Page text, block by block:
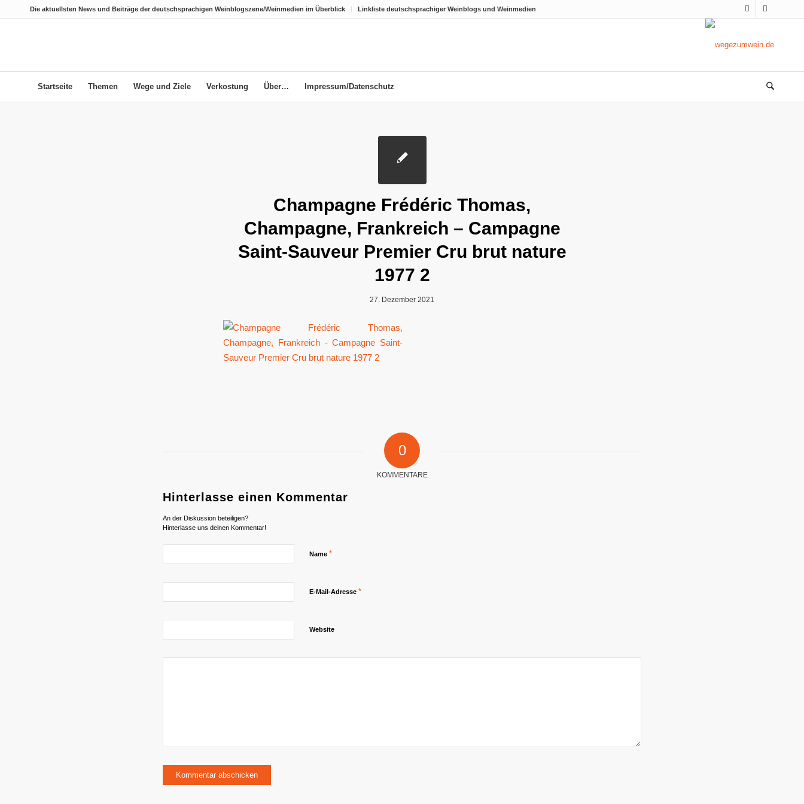
Die aktuellsten News und Beiträge der deutschsprachigen Weinblogszene/Weinmedien im Überblick Linkliste deutschsprachiger Weinblogs und Weinmedien
Startseite Themen Wege und Ziele Verkostung Über… Impressum/Datenschutz
Champagne Frédéric Thomas,
Champagne, Frankreich – Campagne
Saint-Sauveur Premier Cru brut nature
1977 2
27. Dezember 2021
0
KOMMENTARE
Hinterlasse einen Kommentar
An der Diskussion beteiligen?
Hinterlasse uns deinen Kommentar!
Name *
E-Mail-Adresse *
Website